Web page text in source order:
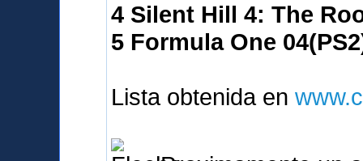
4 Silent Hill 4: The
5 Formula One
Lista obtenida en